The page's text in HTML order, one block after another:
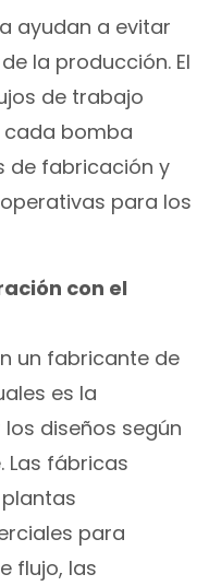
ayudan a evitar
la producción. El
de trabajo
bomba
de fabricación y
para los
con el
un fabricante de
es la
diseños según
Las fábricas
para
flujo, las